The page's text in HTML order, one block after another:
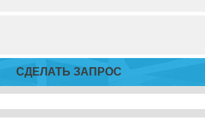
СДЕЛАТЬ ЗАПРОС